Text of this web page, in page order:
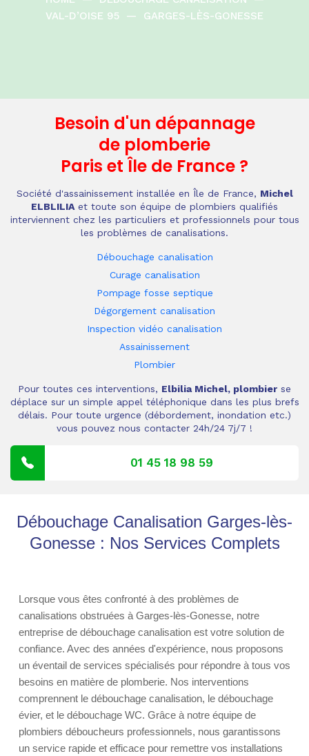
VAL-D’OISE 95
— GARGES-LÈS-GONESSE
Besoin d'un dépannage
de plomberie
Paris et Île de France ?
Société d'assainissement installée en Île de France, Michel
ELBLILIA et toute son équipe de plombiers qualifiés
interviennent chez les particuliers et professionnels pour tous
les problèmes de canalisations.
Débouchage canalisation
Curage canalisation
Pompage fosse septique
Dégorgement canalisation
Inspection vidéo canalisation
Assainissement
Plombier
Pour toutes ces interventions, Elbilia Michel, plombier se
déplace sur un simple appel téléphonique dans les plus brefs
délais. Pour toute urgence (débordement, inondation etc.)
vous pouvez nous contacter 24h/24 7j/7 !
01 45 18 98 59
Débouchage Canalisation Garges-lès-
Gonesse : Nos Services Complets
Lorsque vous êtes confronté à des problèmes de
canalisations obstruées à Garges-lès-Gonesse, notre
entreprise de débouchage canalisation est votre solution de
confiance. Avec des années d'expérience, nous proposons
un éventail de services spécialisés pour répondre à tous vos
besoins en matière de plomberie. Nos interventions
comprennent le débouchage canalisation, le débouchage
évier, et le débouchage WC. Grâce à notre équipe de
plombiers déboucheurs professionnels, nous garantissons
un service rapide et efficace pour remettre vos installations